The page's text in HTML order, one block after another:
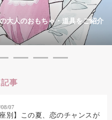
大人のおもちゃ・道具をご紹介
事
07
座別】この夏、恋のチャンスが